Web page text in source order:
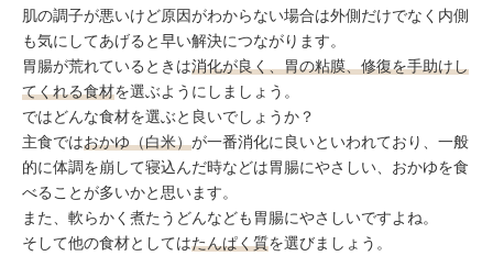
肌の調子が悪いけど原因がわからない場合は外側だけでなく内側
も気にしてあげると早い解決につながります。
胃腸が荒れているときは消化が良く、胃の粘膜、修復を手助けし
てくれる食材を選ぶようにしましょう。
ではどんな食材を選ぶと良いでしょうか？
主食ではおかゆ（白米）が一番消化に良いといわれており、一般
的に体調を崩して寝込んだ時などは胃腸にやさしい、おかゆを食
べることが多いかと思います。
また、軟らかく煮たうどんなども胃腸にやさしいですよね。
そして他の食材としてはたんぱく質を選びましょう。